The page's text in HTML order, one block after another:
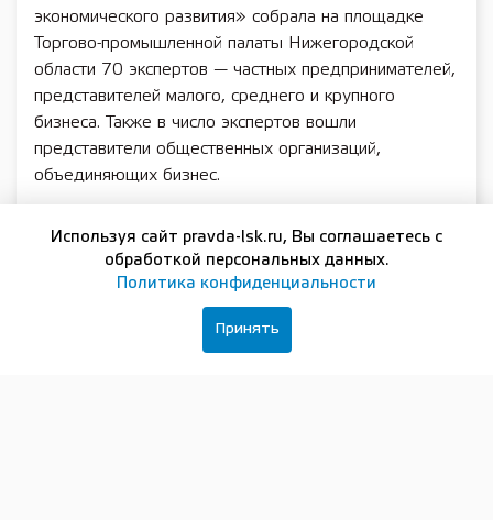
экономического развития» собрала на площадке
Торгово-промышленной палаты Нижегородской
области 70 экспертов — частных предпринимателей,
представителей малого, среднего и крупного
бизнеса. Также в число экспертов вошли
представители общественных организаций,
объединяющих бизнес.
Андрей Саносян, выступая перед экспертами,
отметил, что сегодняшние наработки
предпринимателей будут учтены при обновлении
«Это тот документ, по которому мы жили и работали
Используя сайт pravda-lsk.ru, Вы соглашаетесь с
обработкой персональных данных.
Политика конфиденциальности
Принять